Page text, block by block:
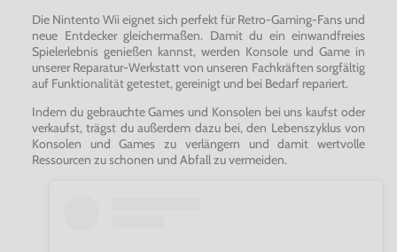
Die Nintento Wii eignet sich perfekt für Retro-Gaming-Fans und
neue Entdecker gleichermaßen. Damit du ein einwandfreies
Spielerlebnis genießen kannst, werden Konsole und Game in
unserer Reparatur-Werkstatt von unseren Fachkräften sorgfältig
auf Funktionalität getestet, gereinigt und bei Bedarf repariert.
Indem du gebrauchte Games und Konsolen bei uns kaufst oder
verkaufst, trägst du außerdem dazu bei, den Lebenszyklus von
Konsolen und Games zu verlängern und damit wertvolle
Ressourcen zu schonen und Abfall zu vermeiden.